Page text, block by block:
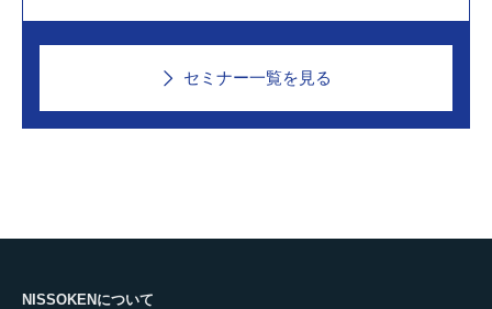
セミナー一覧を見る
NISSOKENについて